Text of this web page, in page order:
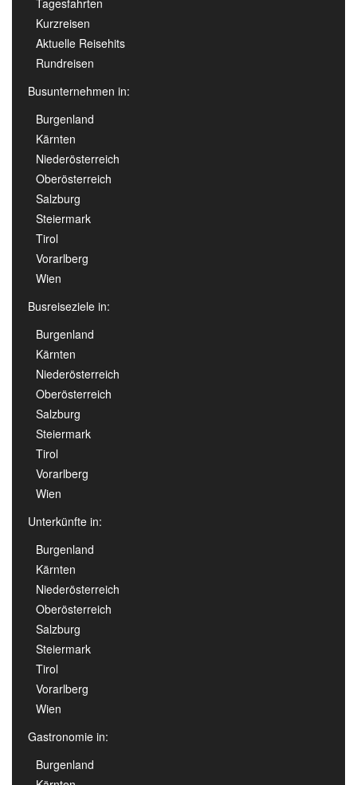
Kurzreisen
Aktuelle Reisehits
Rundreisen
Busunternehmen in:
Burgenland
Kärnten
Niederösterreich
Oberösterreich
Salzburg
Steiermark
Tirol
Vorarlberg
Wien
Busreiseziele in:
Burgenland
Kärnten
Niederösterreich
Oberösterreich
Salzburg
Steiermark
Tirol
Vorarlberg
Wien
Unterkünfte in:
Burgenland
Kärnten
Niederösterreich
Oberösterreich
Salzburg
Steiermark
Tirol
Vorarlberg
Wien
Gastronomie in:
Burgenland